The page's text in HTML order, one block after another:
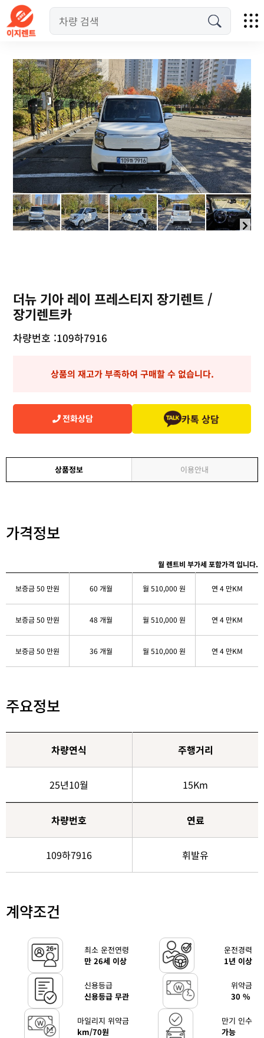
더뉴 기아 레이 프레스티지 장기렌트 /
장기렌트카
차량번호 :109하7916
상품의 재고가 부족하여 구매할 수 없습니다.
전화상담 카톡 상담
상품정보 이용안내
가격정보
월 렌트비 부가세 포함가격 입니다.
보증금 50 만원 60 개월 월 510,000 원 연 4 만KM
보증금 50 만원 48 개월 월 510,000 원 연 4 만KM
보증금 50 만원 36 개월 월 510,000 원 연 4 만KM
주요정보
차량연식 주행거리
25년10월 15Km
차량번호 연료
109하7916 휘발유
계약조건
최소 운전연령
만 26세 이상
운전경력
1년 이상
신용등급
신용등급 무관
위약금
30 %
마일리지 위약금
km/70원
만기 인수
가능